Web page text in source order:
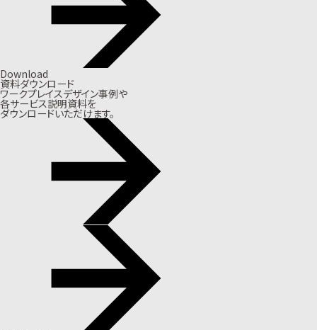
Download
資料ダウンロード
ワークプレイスデザイン事例や
各サービス説明資料を
ダウンロードいただけます。